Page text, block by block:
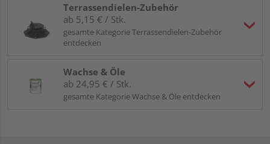
Terrassendielen-Zubehör
ab 5,15 € / Stk.
gesamte Kategorie Terrassendielen-Zubehör
entdecken
Wachse & Öle
ab 24,95 € / Stk.
gesamte Kategorie Wachse & Öle entdecken